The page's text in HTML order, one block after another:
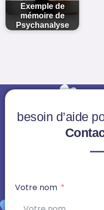
Exemple de
mémoire de
Psychanalyse
besoin d’aide
Votre nom